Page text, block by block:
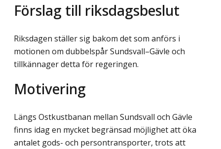
Förslag till riksdagsbeslut
Riksdagen ställer sig bakom det som anförs i
motionen om dubbelspår Sundsvall–Gävle och
tillkännager detta för regeringen.
Motivering
Längs Ostkustbanan mellan Sundsvall och Gävle
finns idag en mycket begränsad möjlighet att öka
antalet gods- och persontransporter, trots att